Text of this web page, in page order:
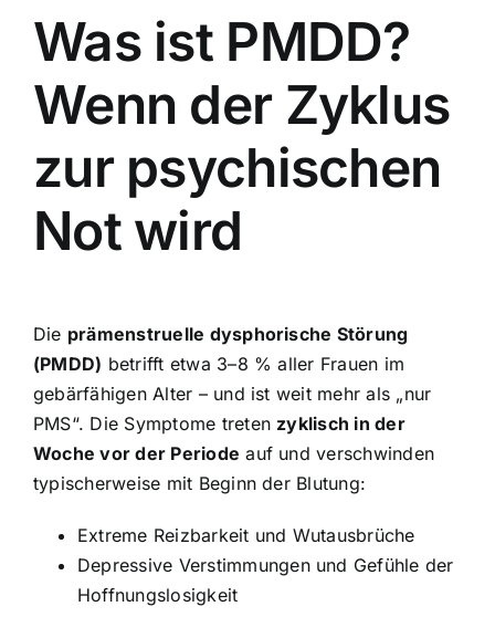
Was ist PMDD?
Wenn der Zyklus
zur psychischen
Not wird
Die prämenstruelle dysphorische Störung
(PMDD) betrifft etwa 3–8 % aller Frauen im
gebärfähigen Alter – und ist weit mehr als „nur
PMS“. Die Symptome treten zyklisch in der
Woche vor der Periode auf und verschwinden
typischerweise mit Beginn der Blutung:
Extreme Reizbarkeit und Wutausbrüche
Depressive Verstimmungen und Gefühle der
Hoffnungslosigkeit